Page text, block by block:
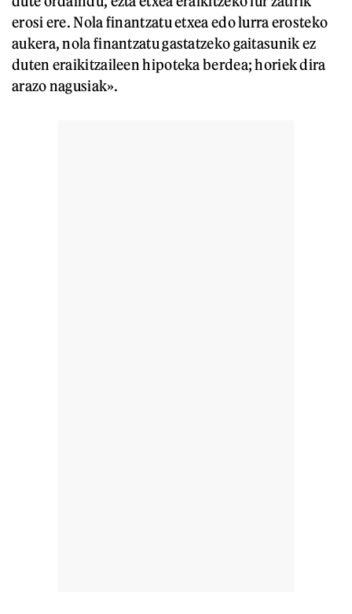
erosi ere. Nola finantzatu etxea edo lurra erosteko
aukera, nola finantzatu gastatzeko gaitasunik ez
duten eraikitzaileen hipoteka berdea; horiek dira
arazo nagusiak».